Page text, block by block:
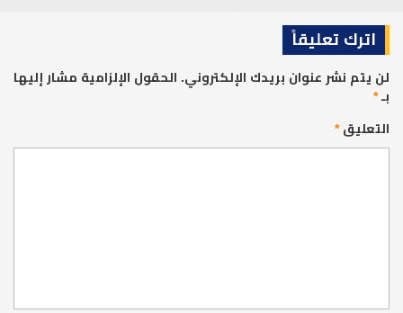
اترك تعليقاً
لن يتم نشر عنوان بريدك الإلكتروني. الحقول الإلزامية مشار إليها
بـ*
التعليق*